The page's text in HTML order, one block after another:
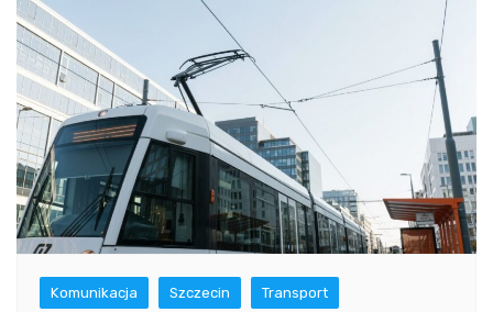
Komunikacja Szczecin Transport